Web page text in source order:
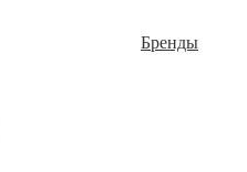
Бренды